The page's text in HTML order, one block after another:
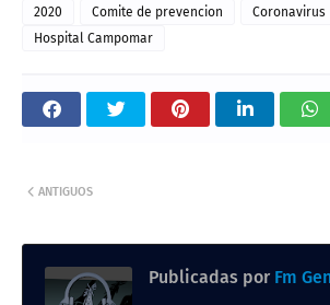
2020 Comite de prevencion Coronavirus
Hospital Campomar
ANTIGUOS
Publicadas por Fm